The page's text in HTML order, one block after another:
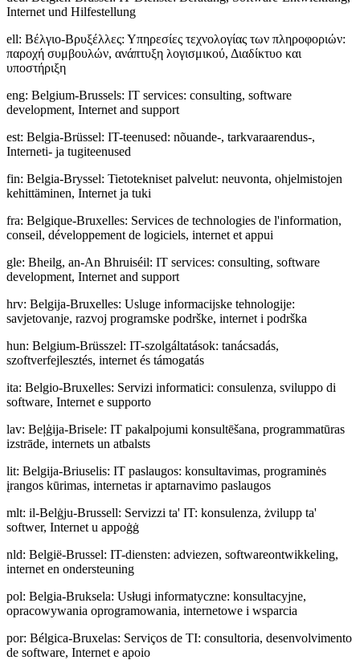
Internet und Hilfestellung
ell: Βέλγιο-Βρυξέλλες: Υπηρεσίες τεχνολογίας των πληροφοριών:
παροχή συμβουλών, ανάπτυξη λογισμικού, Διαδίκτυο και
υποστήριξη
eng: Belgium-Brussels: IT services: consulting, software
development, Internet and support
est: Belgia-Brüssel: IT-teenused: nõuande-, tarkvaraarendus-,
Interneti- ja tugiteenused
fin: Belgia-Bryssel: Tietotekniset palvelut: neuvonta, ohjelmistojen
kehittäminen, Internet ja tuki
fra: Belgique-Bruxelles: Services de technologies de l'information,
conseil, développement de logiciels, internet et appui
gle: Bheilg, an-An Bhruiséil: IT services: consulting, software
development, Internet and support
hrv: Belgija-Bruxelles: Usluge informacijske tehnologije:
savjetovanje, razvoj programske podrške, internet i podrška
hun: Belgium-Brüsszel: IT-szolgáltatások: tanácsadás,
szoftverfejlesztés, internet és támogatás
ita: Belgio-Bruxelles: Servizi informatici: consulenza, sviluppo di
software, Internet e supporto
lav: Beļģija-Brisele: IT pakalpojumi konsultēšana, programmatūras
izstrāde, internets un atbalsts
lit: Belgija-Briuselis: IT paslaugos: konsultavimas, programinės
įrangos kūrimas, internetas ir aptarnavimo paslaugos
mlt: il-Belġju-Brussell: Servizzi ta' IT: konsulenza, żvilupp ta'
softwer, Internet u appoġġ
nld: België-Brussel: IT-diensten: adviezen, softwareontwikkeling,
internet en ondersteuning
pol: Belgia-Bruksela: Usługi informatyczne: konsultacyjne,
opracowywania oprogramowania, internetowe i wsparcia
por: Bélgica-Bruxelas: Serviços de TI: consultoria, desenvolvimento
de software, Internet e apoio